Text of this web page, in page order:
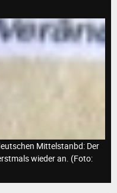
Mittelstanbd: Der
wieder an. (Foto: